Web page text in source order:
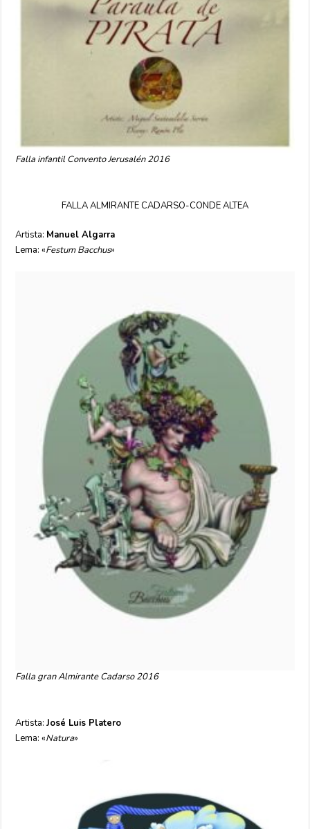
Falla infantil Convento Jerusalén 2016
FALLA ALMIRANTE CADARSO-CONDE ALTEA
Artista: Manuel Algarra
Lema: «Festum Bacchus»
Falla gran Almirante Cadarso 2016
Artista:José Luis Platero
Lema: «Natura»